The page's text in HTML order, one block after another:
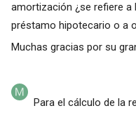
amortización ¿se refiere a
préstamo hipotecario o a
Muchas gracias por su
Para el cálculo de la